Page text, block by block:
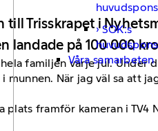
SOK:s
Våra samarbeten
till Trisskrapet i
landade på 100 000
familjen varje jul.
När jag väl sa att
framför kameran i